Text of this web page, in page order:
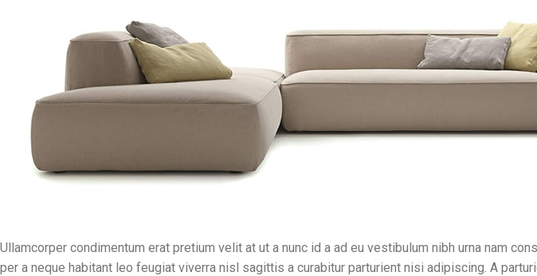
Ullamcorper condimentum erat pretium velit at ut a nunc id a ad eu vestibulum nibh urna nam
per a neque habitant leo feugiat viverra nisl sagittis a curabitur parturient nisi adipiscing. A